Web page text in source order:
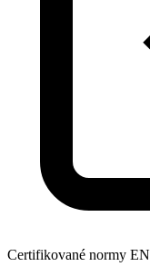
Certifikované normy EN